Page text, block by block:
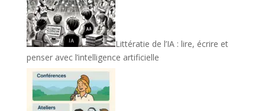
Littératie de l’IA : lire, écrire et
penser avec l’intelligence artificielle